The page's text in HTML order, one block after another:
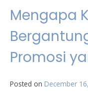
Mengapa
Promosi
Posted on December